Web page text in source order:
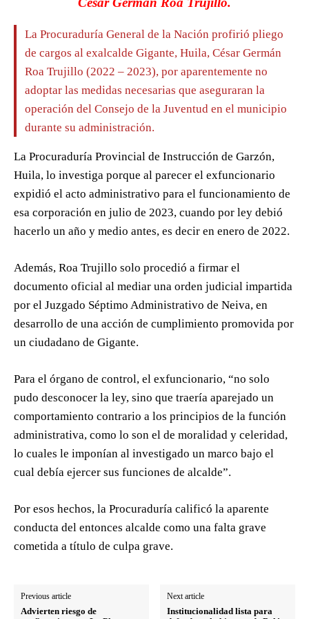
La Procuraduría General de la Nación profirió pliego
de cargos al exalcalde Gigante, Huila, César Germán
Roa Trujillo (2022 – 2023), por aparentemente no
adoptar las medidas necesarias que aseguraran la
operación del Consejo de la Juventud en el municipio
durante su administración.
La Procuraduría Provincial de Instrucción de Garzón,
Huila, lo investiga porque al parecer el exfuncionario
expidió el acto administrativo para el funcionamiento de
esa corporación en julio de 2023, cuando por ley debió
hacerlo un año y medio antes, es decir en enero de 2022.
Además, Roa Trujillo solo procedió a firmar el
documento oficial al mediar una orden judicial impartida
por el Juzgado Séptimo Administrativo de Neiva, en
desarrollo de una acción de cumplimiento promovida por
un ciudadano de Gigante.
Para el órgano de control, el exfuncionario, “no solo
pudo desconocer la ley, sino que traería aparejado un
comportamiento contrario a los principios de la función
administrativa, como lo son el de moralidad y celeridad,
lo cuales le imponían al investigado un marco bajo el
cual debía ejercer sus funciones de alcalde”.
Por esos hechos, la Procuraduría calificó la aparente
conducta del entonces alcalde como una falta grave
cometida a título de culpa grave.
Previous article
Advierten riesgo de
Next article
Institucionalidad lista para